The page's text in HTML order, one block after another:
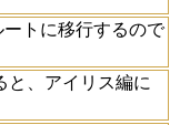
トに移行するので
と、アイリス編に